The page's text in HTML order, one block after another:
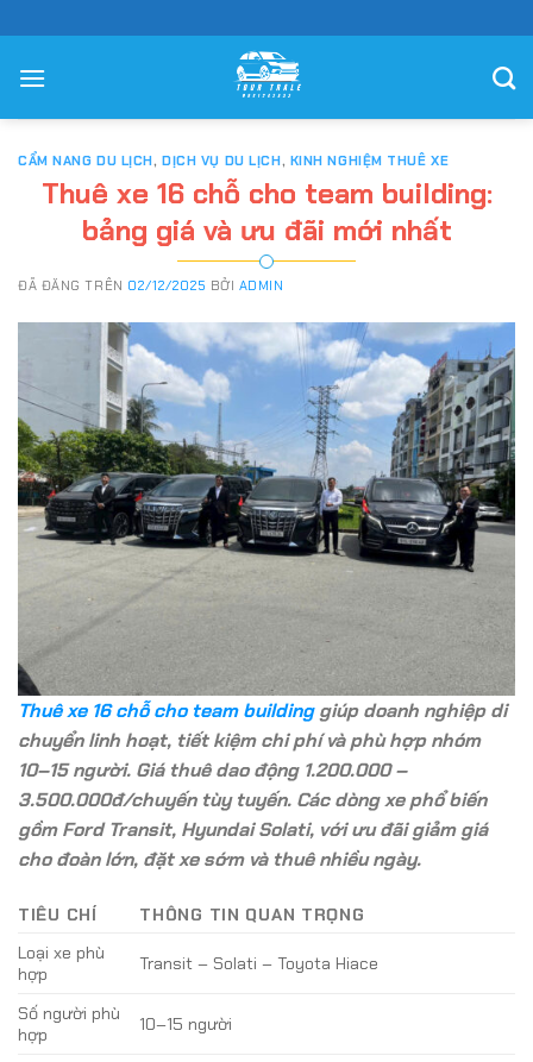
đến
nội
CẨM NANG DU LỊCH,DỊCH VỤ DU LỊCH, KINH NGHIỆM THUÊ XE
Thuê xe 16 chỗ cho team building:
bảng giá và ưu đãi mới nhất
ĐÃ ĐĂNG TRÊN 02/12/2025 BỞI ADMIN
Thuê xe 16 chỗ cho team buildinggiúp doanh nghiệp di
chuyển linh hoạt, tiết kiệm chi phí và phù hợp nhóm
10–15 người. Giá thuê dao động 1.200.000 –
3.500.000đ/chuyến tùy tuyến. Các dòng xe phổ biến
gồm Ford Transit, Hyundai Solati, với ưu đãi giảm giá
cho đoàn lớn, đặt xe sớm và thuê nhiều ngày.
TIÊU CHÍ
THÔNG TIN QUAN TRỌNG
Loại xe phù
hợp
Transit – Solati – Toyota Hiace
Số người phù
hợp
10–15 người